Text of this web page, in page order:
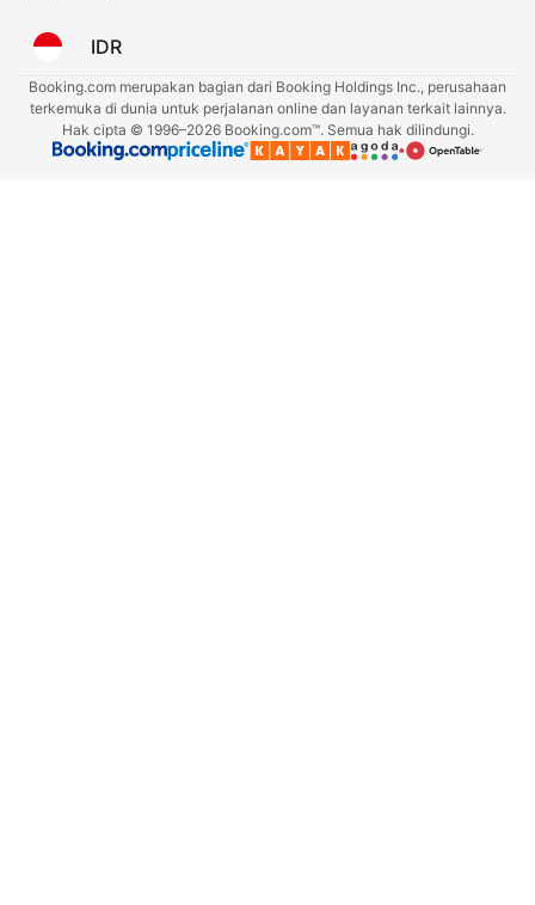
IDR
Booking.com merupakan bagian dari Booking Holdings Inc., perusahaan
terkemuka di dunia untuk perjalanan online dan layanan terkait lainnya.
Hak cipta © 1996–2026 Booking.com™. Semua hak dilindungi.